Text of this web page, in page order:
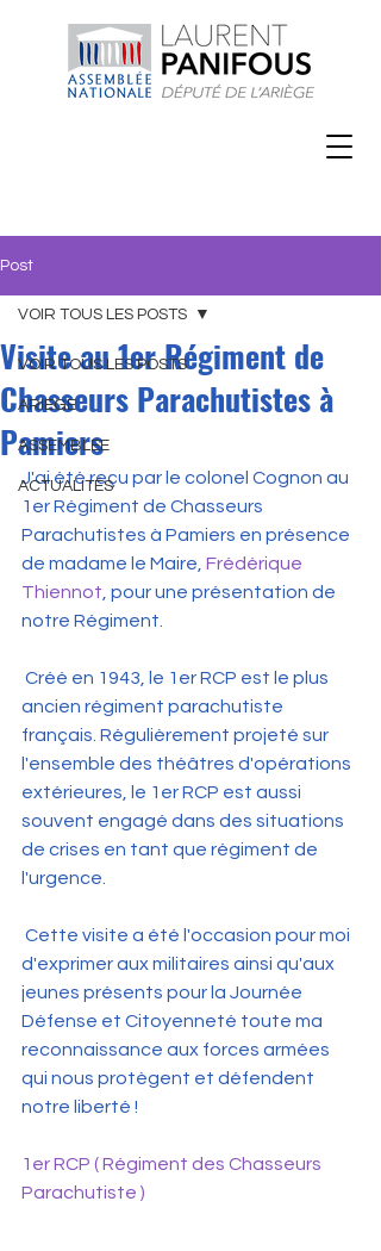
Post
VOIR TOUS LES POSTS
ARIEGE
ASSEMBLEE
ACTUALITÉS
VOIR TOUS LES POSTS
Visite au 1er Régiment de
Chasseurs Parachutistes à
Pamiers
J'ai été reçu par le colonel Cognon au
1er Régiment de Chasseurs
Parachutistes à Pamiers en présence
de madame le Maire, Frédérique
Thiennot , pour une présentation de
notre Régiment.
ancien régiment parachutiste
français. Régulièrement projeté sur
l'ensemble des théâtres d'opérations
extérieures, le 1er RCP est aussi
souvent engagé dans des situations
de crises en tant que régiment de
l'urgence.
d'exprimer aux militaires ainsi qu'aux
jeunes présents pour la Journée
Défense et Citoyenneté toute ma
reconnaissance aux forces armées
qui nous protègent et défendent
notre liberté !
1er RCP ( Régiment des Chasseurs
Parachutiste )